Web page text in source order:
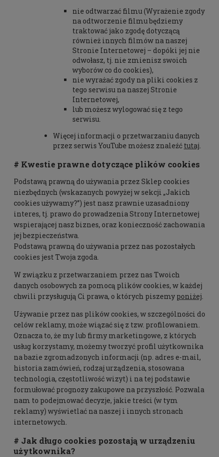
nie odtwarzać filmu (Wyrażenie zgody
na odtworzenie filmu będziemy
traktować jako zgodę dotyczącą
również innych filmów na naszej
Stronie Internetowej – dopóki jej nie
odwołasz, tj. nie zmienisz swoich
wyborów co do cookies),
nie wyrażać zgody na pliki cookies z
tego serwisu na naszej Stronie
Internetowej,
lub możesz wylogować się z tego
serwisu.
Więcej informacji o przetwarzaniu danych
przez serwis YouTube możesz znaleźć tutaj.
# Kwestie prawne dotyczące plików cookies
Podstawą prawną do używania przez Sklep cookies
niezbędnych (wskazanych powyżej w sekcji „Jakich
cookies używamy?”) jest nasz prawnie uzasadniony
interes, tj. prawo do prowadzenia Strony Internetowej
wspierającej nasz biznes, oraz konieczność zachowania
jej bezpieczeństwa.
Podstawą prawną do używania przez nas pozostałych
cookies jest Twoja zgoda.
W związku z przetwarzaniem przez nas Twoich
danych osobowych za pomocą plików cookies, w każdej
chwili przysługują Ci prawa, o których piszemy poniżej.
Używanie przez nas plików cookies, w szczególności do
celów reklamy, może wiązać się z tzw. profilowaniem.
Oznacza to, że my lub firmy marketingowe, z których
usług korzystamy, możemy tworzyć profil użytkownika
na bazie zgromadzonych informacji (np. adres e-mail,
historia zamówień, rodzaj urządzenia, stosowana
technologia, częstotliwość wizyt) i na tej podstawie
formułować prognozy zakupowe na przyszłość. Pozwala
nam to podejmować decyzje, jakie treści (w tym
reklamy) wyświetlać na naszej i innych stronach
internetowych.
# Jak długo cookies pozostają w urządzeniu
użytkownika?